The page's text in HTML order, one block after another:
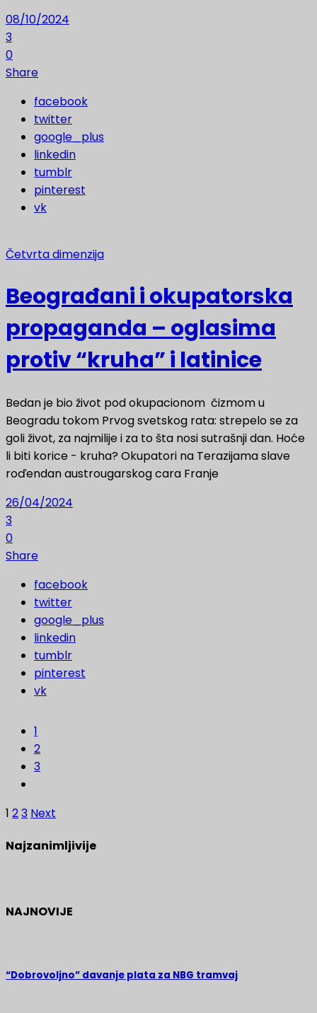
08/10/2024
3
0
Share
facebook
twitter
google_plus
linkedin
tumblr
pinterest
vk
Četvrta dimenzija
Beograđani i okupatorska
propaganda – oglasima
protiv “kruha” i latinice
Bedan je bio život pod okupacionom čizmom u
Beogradu tokom Prvog svetskog rata: strepelo se za
goli život, za najmilije i za to šta nosi sutrašnji dan. Hoće
li biti korice - kruha? Okupatori na Terazijama slave
roďendan austrougarskog cara Franje
26/04/2024
3
0
Share
facebook
twitter
google_plus
linkedin
tumblr
pinterest
vk
1
2
3
Posts
navigation
1 23 Next
Najzanimljivije
NAJNOVIJE
“Dobrovoljno” davanje plata za NBG tramvaj